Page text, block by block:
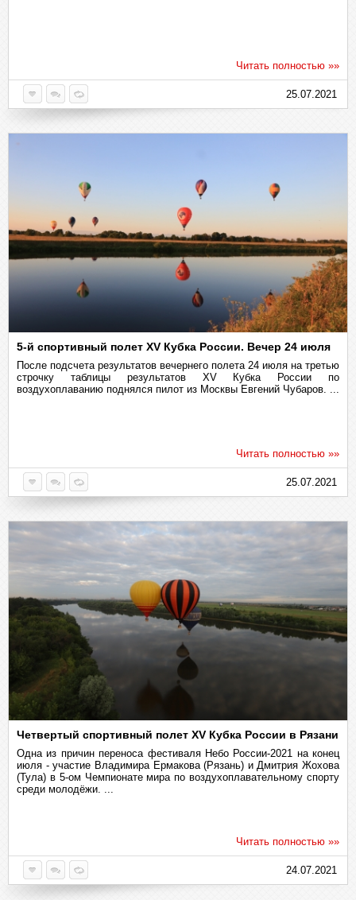
Читать полностью »»
25.07.2021
5-й спортивный полет XV Кубка России. Вечер 24 июля
После подсчета результатов вечернего полета 24 июля на третью
строчку таблицы результатов XV Кубка России по
воздухоплаванию поднялся пилот из Москвы Евгений Чубаров. ...
Читать полностью »»
25.07.2021
Четвертый спортивный полет XV Кубка России в Рязани
Одна из причин переноса фестиваля Небо России-2021 на конец
июля - участие Владимира Ермакова (Рязань) и Дмитрия Жохова
(Тула) в 5-ом Чемпионате мира по воздухоплавательному спорту
среди молодёжи. ...
Читать полностью »»
24.07.2021